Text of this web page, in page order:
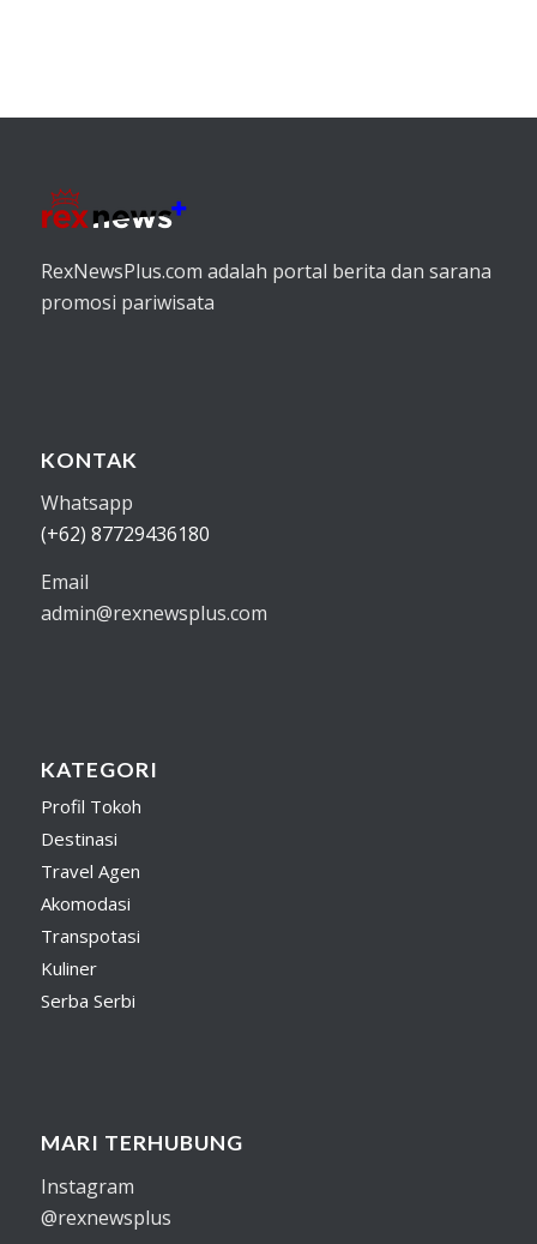
RexNewsPlus.com adalah portal berita dan sarana
promosi pariwisata
KONTAK
Whatsapp
(+62) 87729436180
Email
admin@rexnewsplus.com
KATEGORI
Profil Tokoh
Destinasi
Travel Agen
Akomodasi
Transpotasi
Kuliner
Serba Serbi
MARI TERHUBUNG
Instagram
@rexnewsplus